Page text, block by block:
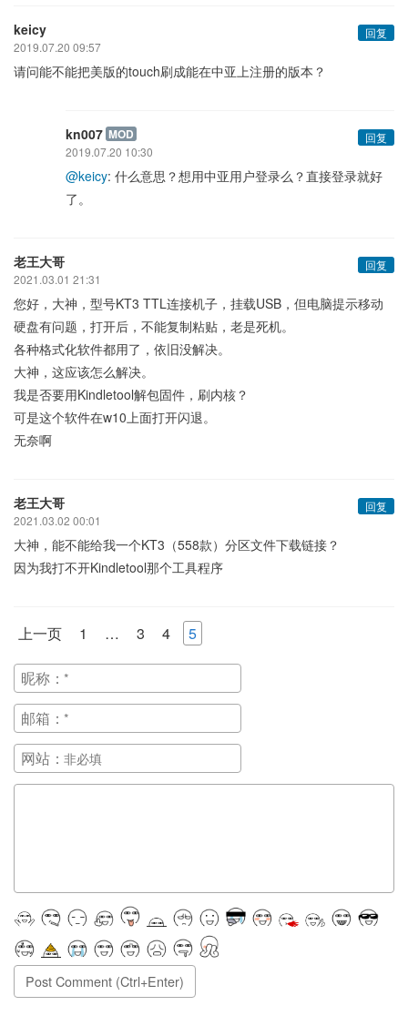
keicy
回复
2019.07.20 09:57
请问能不能把美版的touch刷成能在中亚上注册的版本？
kn007 MOD
回复
2019.07.20 10:30
@keicy: 什么意思？想用中亚用户登录么？直接登录就好
了。
老王大哥
回复
2021.03.01 21:31
您好，大神，型号KT3 TTL连接机子，挂载USB，但电脑提示移动
硬盘有问题，打开后，不能复制粘贴，老是死机。
各种格式化软件都用了，依旧没解决。
大神，这应该怎么解决。
我是否要用Kindletool解包固件，刷内核？
可是这个软件在w10上面打开闪退。
无奈啊
老王大哥
回复
2021.03.02 00:01
大神，能不能给我一个KT3（558款）分区文件下载链接？
因为我打不开Kindletool那个工具程序
上一页 1 … 3 4 5
昵称：
邮箱：
网站：